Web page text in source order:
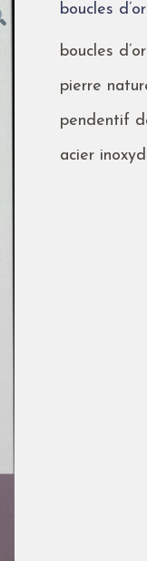
boucles
boucles
pierre
pendentif
acier